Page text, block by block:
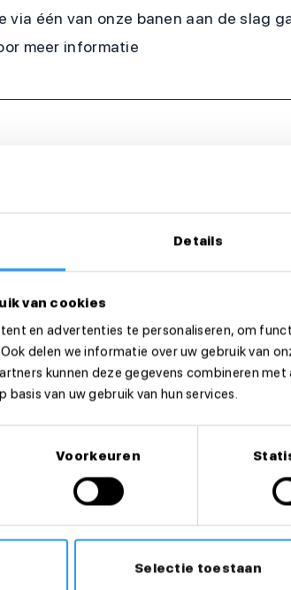
Details
van cookies
en advertenties te personaliseren, om
delen we informatie over uw gebruik van
kunnen deze gegevens combineren
van uw gebruik van hun services.
Voorkeuren
Selectie toestaan
één van onze banen aan de slag
meer informatie
dan direct!